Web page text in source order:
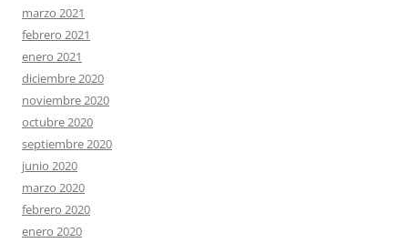
marzo 2021
febrero 2021
enero 2021
diciembre 2020
noviembre 2020
octubre 2020
septiembre 2020
junio 2020
marzo 2020
febrero 2020
enero 2020